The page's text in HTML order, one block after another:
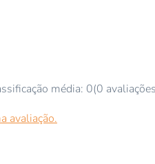
média: 0(0
avaliação.